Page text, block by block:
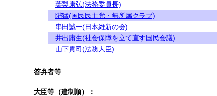
葉梨康弘(法務委員長)
階猛(国民民主党・無所属クラブ)
串田誠一(日本維新の会)
井出庸生(社会保障を立て直す国民会議)
山下貴司(法務大臣)
答弁者等
大臣等（建制順）：